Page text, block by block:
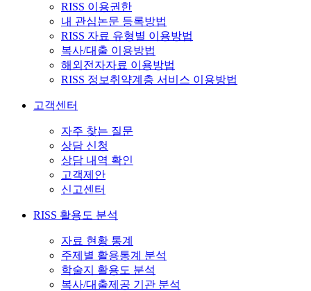
RISS 이용권한
내 관심논문 등록방법
RISS 자료 유형별 이용방법
복사/대출 이용방법
해외전자자료 이용방법
RISS 정보취약계층 서비스 이용방법
고객센터
자주 찾는 질문
상담 신청
상담 내역 확인
고객제안
신고센터
RISS 활용도 분석
자료 현황 통계
주제별 활용통계 분석
학술지 활용도 분석
복사/대출제공 기관 분석